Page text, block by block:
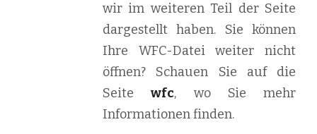
wir im weiteren Teil der Seite
dargestellt haben. Sie können
Ihre WFC-Datei weiter nicht
öffnen? Schauen Sie auf die
Seitewfc, wo Sie mehr
Informationen finden.